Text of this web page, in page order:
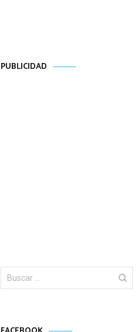
PUBLICIDAD
Buscar: